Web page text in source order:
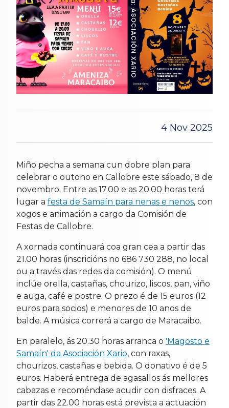
4 Nov 2025
Miño pecha a semana cun dobre plan para
celebrar o outono en Callobre este sábado, 8 de
novembro. Entre as 17.00 e as 20.00 horas terá
lugar a festa de Samaín para nenas e nenos, con
xogos e animación a cargo da Comisión de
Festas de Callobre.
A xornada continuará coa gran cea a partir das
21.00 horas (inscricións no 686 730 288, no local
ou a través das redes da comisión). O menú
inclúe orella, castañas, chourizo, liscos, pan, viño
e auga, café e postre. O prezo é de 15 euros (12
euros para socios) e menores de 10 anos de
balde. A música correrá a cargo de Maracaibo.
En paralelo, ás 20.30 horas arranca o 'Magosto e
Samaín' da Asociación Xario, con raxas,
chourizos, castañas e bebida. O donativo é de 5
euros. Haberá entrega de agasallos ás mellores
cabazas e recoméndase acudir con disfraces. A
partir das 22.00 horas está prevista a actuación